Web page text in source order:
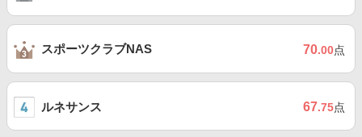
スポーツクラブNAS 70.00点
ルネサンス 67.75点